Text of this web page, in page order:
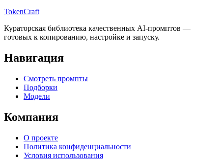
TokenCraft
Кураторская библиотека качественных AI-промптов —
готовых к копированию, настройке и запуску.
Навигация
Смотреть промпты
Подборки
Модели
Компания
О проекте
Политика конфиденциальности
Условия использования